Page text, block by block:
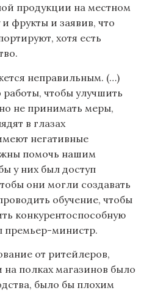
продукции на местном
фрукты и заявив, что
хотя есть
неправильным. (…)
чтобы улучшить
не принимать меры,
в глазах
негативные
помочь нашим
у них был доступ
они могли создавать
обучение, чтобы
конкурентоспособную
премьер-министр.
от ритейлеров,
полках магазинов было
было бы плохим